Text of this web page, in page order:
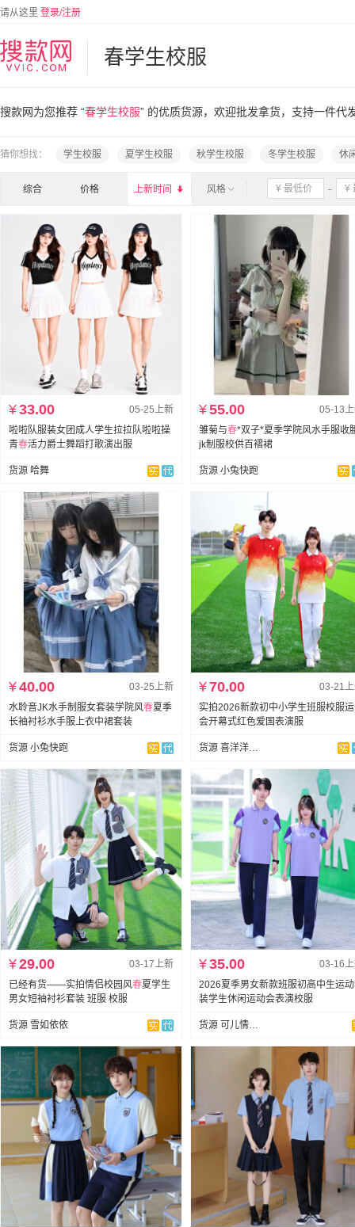
请从这里 登录/注册
春学生校服
搜款网为您推荐 “春学生校服” 的优质货源，欢迎批发拿货，支持一件代
猜你想找： 学生校服 夏学生校服 秋学生校服 冬学生校服 休
综合 价格 上新时间  风格
05-25上新
¥33.00
啦啦队服装女团成人学生拉拉队啦啦操
青春活力爵士舞蹈打歌演出服
货源 哈舞
05-13
¥55.00
雏菊与春*双子*夏季学院风水手服收
jk制服校供百褶裙
货源 小兔快跑
03-25上新
¥40.00
水聆音JK水手制服女套装学院风春夏季
长袖衬衫水手服上衣中裙套装
货源 小兔快跑
03-21
¥70.00
实拍2026新款初中小学生班服校服
会开幕式红色爱国表演服
货源 喜洋洋情侣班服
03-17上新
¥29.00
已经有货——实拍情侣校园风春夏学生
男女短袖衬衫套装 班服 校服
货源 雪如依依
03-16
¥35.00
2026夏季男女新款班服初高中生运
装学生休闲运动会表演校服
货源 可儿情侣服饰